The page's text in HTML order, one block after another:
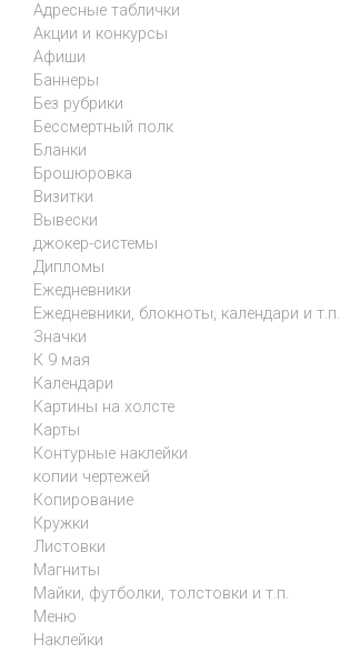
Адресные таблички
Акции и конкурсы
Афиши
Баннеры
Без рубрики
Бессмертный полк
Бланки
Брошюровка
Визитки
Вывески
джокер-системы
Дипломы
Ежедневники
Ежедневники, блокноты, календари и т.п.
Значки
К 9 мая
Календари
Картины на холсте
Карты
Контурные наклейки
копии чертежей
Копирование
Кружки
Листовки
Магниты
Майки, футболки, толстовки и т.п.
Меню
Наклейки